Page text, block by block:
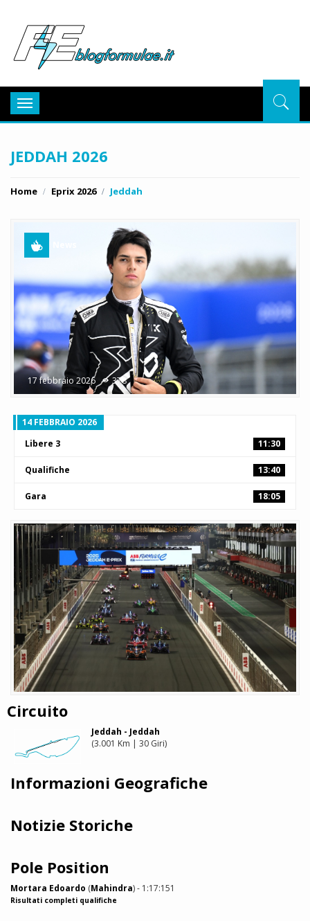
Toggle
navigation
JEDDAH 2026
Home Eprix 2026 Jeddah
17 febbraio 2026 378
14 FEBBRAIO 2026
Libere 3
11:30
Qualifiche 13:40
Gara 18:05
Circuito
Jeddah - Jeddah
(3.001 Km | 30 Giri)
Informazioni Geografiche
Notizie Storiche
Pole Position
Mortara Edoardo (Mahindra) - 1:17:151
Risultati completi qualifiche